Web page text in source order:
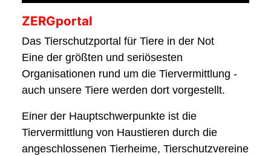
ZERGportal
Das Tierschutzportal für Tiere in der Not
Eine der größten und seriösesten
Organisationen rund um die Tiervermittlung -
auch unsere Tiere werden dort vorgestellt.
Einer der Hauptschwerpunkte ist die
Tiervermittlung von Haustieren durch die
angeschlossenen Tierheime, Tierschutzvereine